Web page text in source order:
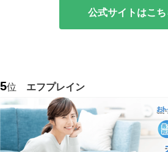
公式サイトはこち
5位 エフプレイン